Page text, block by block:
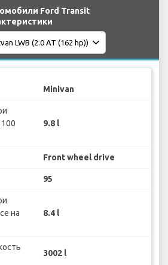
Ford Transit
Minivan
9.8 l
Front wheel drive
95
на
8.4 l
3002 l